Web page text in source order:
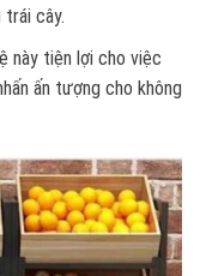
trái cây.
này tiện lợi cho việc
ấn tượng cho không